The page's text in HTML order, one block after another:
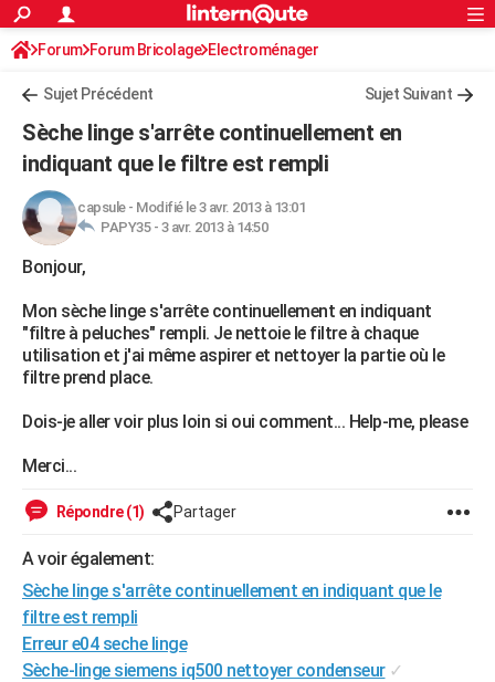
ACTUALITÉS
Politique
Société
Faits Divers
Education
Monde
Villes
+
Programme TV
TNTStreaming
Cinéma
Sorties cinéma
Musique
+FINANCE
Retraite
Impôts
Epargne
Immobilier
Risques naturels par ville
Banque
Assurance
Crédit
AUTO
Essais
Réserver un essai
Citadines
Berlines
SUV
Forum auto
HIGH-TECH
Forum
Aménagement intérieur
Extérieur
Cuisine
Salle de bains
Jardinage
Rangement
WEEK-END
Guides de France
Escapades
Patrimoine
Expositions
Musées
Week-end nature
+LIFESTYLE
Art de vivre
Bien-être
Loisirs
Mode
Modes de vie
SANTE
Alimentation
Guide de la santé
Maladies
Médicaments
Sommeil
VOYAGE
Destinations
City break
Voyage nature
Voyage de noces
Forum
Climat
PHOTO
GUIDES D'ACHAT
BONS PLANS
CARTE DE VOEUX
S'inscrire
Connexion
Forum Forum Bricolage Electroménager
Sujet Précédent Sujet Suivant
Sèche linge s'arrête continuellement en
indiquant que le filtre est rempli
capsule- Modifié le 3 avr. 2013 à 13:01
PAPY35 - 3 avr. 2013 à 14:50
Bonjour,
Mon sèche linge s'arrête continuellement en indiquant
"filtre à peluches" rempli. Je nettoie le filtre à chaque
utilisation et j'ai même aspirer et nettoyer la partie où le
filtre prend place.
Dois-je aller voir plus loin si oui comment... Help-me, please
Merci...
Répondre (1) Partager
A voir également:
Sèche linge s'arrête continuellement en indiquant que le
filtre est rempli
Erreur e04 seche linge
Sèche-linge siemens iq500 nettoyer condenseur ✓